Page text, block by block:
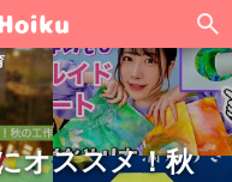
オススメ！秋